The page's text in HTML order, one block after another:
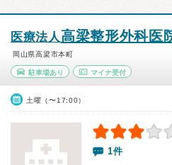
医療法人高梁整形外科医
岡山県高梁市本町
駐車場あり マイナ受付
土曜（〜17:00）
1件